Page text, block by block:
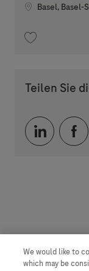
Standort
Basel, Basel-
Teilen Sie
Über
We would like to
which may be